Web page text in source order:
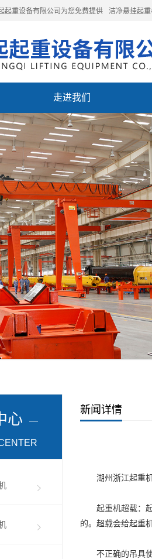
起重设备有限公司为您免费提供 洁净悬挂起
走进我们
心
新闻详情
湖州浙江起重
起重机超载：起
的。超载会给起重
不正确的吊具使